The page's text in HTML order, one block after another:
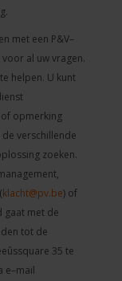
met een P&V–
al uw vragen.
helpen. U kunt
of opmerking
verschillende
zoeken.
klacht@pv.be) of
gaat met de
tot de
35 te
e–mail